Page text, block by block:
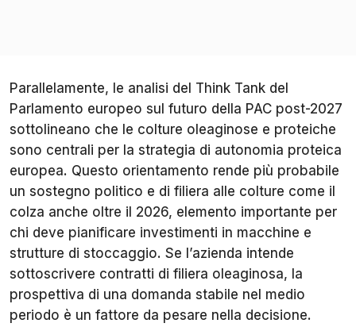
Parallelamente, le analisi del Think Tank del
Parlamento europeo sul futuro della PAC post-2027
sottolineano che le colture oleaginose e proteiche
sono centrali per la strategia di autonomia proteica
europea. Questo orientamento rende più probabile
un sostegno politico e di filiera alle colture come il
colza anche oltre il 2026, elemento importante per
chi deve pianificare investimenti in macchine e
strutture di stoccaggio. Se l’azienda intende
sottoscrivere contratti di filiera oleaginosa, la
prospettiva di una domanda stabile nel medio
periodo è un fattore da pesare nella decisione.